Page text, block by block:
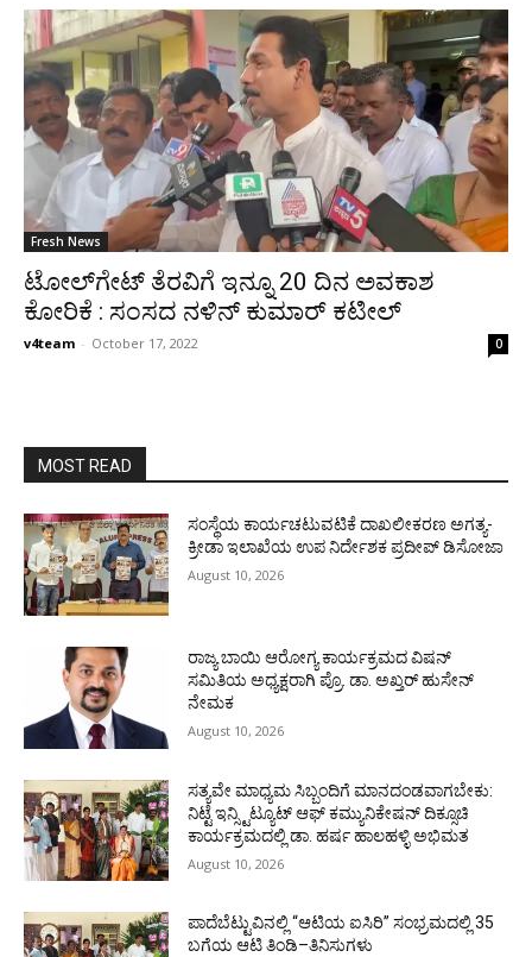
Fresh News
ಟೋಲ್‍ಗೇಟ್ ತೆರವಿಗೆ ಇನ್ನೂ 20 ದಿನ ಅವಕಾಶ
ಕೋರಿಕೆ : ಸಂಸದ ನಳಿನ್ ಕುಮಾರ್ ಕಟೀಲ್
v4team - October 17, 2022 0
MOST READ
ಸಂಸ್ಥೆಯ ಕಾರ್ಯಚಟುವಟಿಕೆ ದಾಖಲೀಕರಣ ಅಗತ್ಯ-
ಕ್ರೀಡಾ ಇಲಾಖೆಯ ಉಪ ನಿರ್ದೇಶಕ ಪ್ರದೀಪ್ ಡಿಸೋಜಾ
August 10, 2026
ರಾಜ್ಯ ಬಾಯಿ ಆರೋಗ್ಯ ಕಾರ್ಯಕ್ರಮದ ವಿಷನ್
ಸಮಿತಿಯ ಅಧ್ಯಕ್ಷರಾಗಿ ಪ್ರೊ. ಡಾ. ಅಖ್ತರ್ ಹುಸೇನ್
ನೇಮಕ
August 10, 2026
ಸತ್ಯವೇ ಮಾಧ್ಯಮ ಸಿಬ್ಬಂದಿಗೆ ಮಾನದಂಡವಾಗಬೇಕು:
ನಿಟ್ಟೆ ಇನ್ಸ್ಟಿಟ್ಯೂಟ್ ಆಫ್ ಕಮ್ಯುನಿಕೇಷನ್ ದಿಕ್ಸೂಚಿ
ಕಾರ್ಯಕ್ರಮದಲ್ಲಿ ಡಾ. ಹರ್ಷ ಹಾಲಹಳ್ಳಿ ಅಭಿಮತ
August 10, 2026
ಪಾದೆಬೆಟ್ಟುವಿನಲ್ಲಿ “ಆಟಿಯ ಐಸಿರಿ’’ ಸಂಭ್ರಮದಲ್ಲಿ 35
ಬಗೆಯ ಆಟಿ ತಿಂಡಿ–ತಿನಿಸುಗಳು